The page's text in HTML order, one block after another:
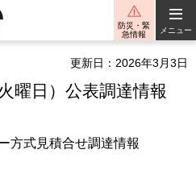
防災・緊
急情報
メニュー
更新日：2026年3月3日
曜日）公表調達情報
方式見積合せ調達情報